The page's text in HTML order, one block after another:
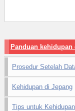
Panduan
Prosedur Setelah
Kehidupan di Jepang
Tips untuk